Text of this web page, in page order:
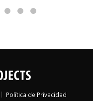
Política de Privacidad